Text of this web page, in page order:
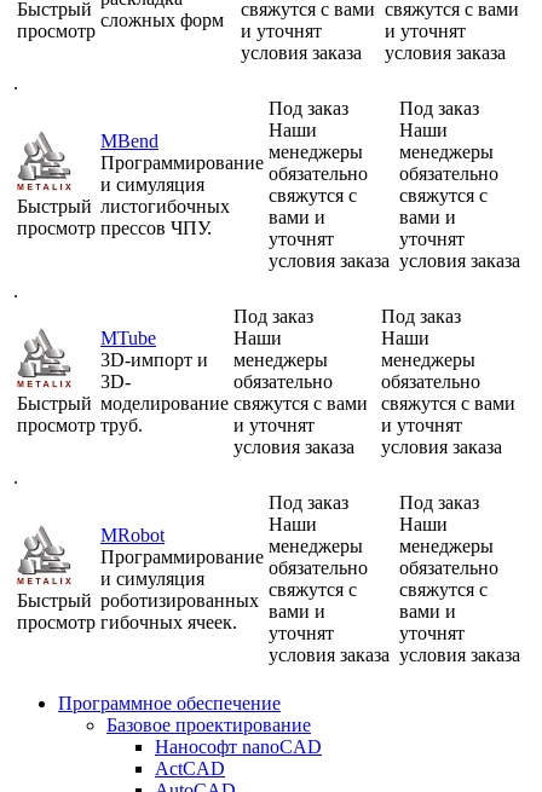
Быстрый
просмотр
сложных форм
свяжутся с вами
и уточнят
условия заказа
свяжутся с вами
и уточнят
условия заказа
.
Быстрый
просмотр
MBend
Программирование
и симуляция
листогибочных
прессов ЧПУ.
Под заказ
Наши
менеджеры
обязательно
свяжутся с
вами и
уточнят
условия заказа
Под заказ
Наши
менеджеры
обязательно
свяжутся с
вами и
уточнят
условия заказа
.
Быстрый
просмотр
MTube
3D-импорт и
3D-
моделирование
труб.
Под заказ
Наши
менеджеры
обязательно
свяжутся с вами
и уточнят
условия заказа
Под заказ
Наши
менеджеры
обязательно
свяжутся с вами
и уточнят
условия заказа
.
Быстрый
просмотр
MRobot
Программирование
и симуляция
роботизированных
гибочных ячеек.
Под заказ
Наши
менеджеры
обязательно
свяжутся с
вами и
уточнят
условия заказа
Под заказ
Наши
менеджеры
обязательно
свяжутся с
вами и
уточнят
условия заказа
Программное обеспечение
Базовое проектирование
Нанософт nanoCAD
ActCAD